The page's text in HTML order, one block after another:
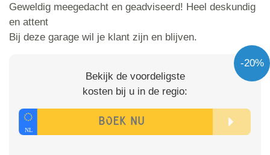
Geweldig meegedacht en geadviseerd! Heel deskundig
en attent
Bij deze garage wil je klant zijn en blijven.
-20%
Bekijk de voordeligste
kosten bij u in de regio: